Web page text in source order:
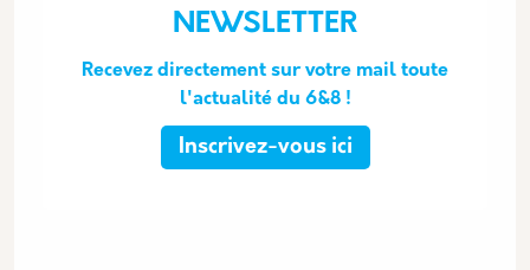
NEWSLETTER
Recevez directement sur votre mail toute
l'actualité du 6&8 !
Inscrivez-vous ici